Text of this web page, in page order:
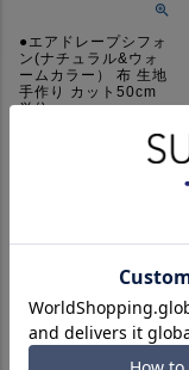
●エアドレープシフォ
ン(ナチュラル&ウォ
ームカラー） 布 生地
手作り カット50cm
単位